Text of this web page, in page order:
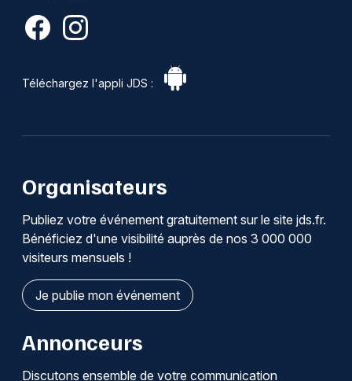
Téléchargez l'appli JDS :
Organisateurs
Publiez votre événement gratuitement sur le site jds.fr.
Bénéficiez d'une visibilité auprès de nos 3 000 000
visiteurs mensuels !
Je publie mon événement
Annonceurs
Discutons ensemble de votre communication